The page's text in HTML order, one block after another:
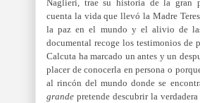
Naglieri, trae su historia de la gran
cuenta la vida que llevó la Madre
la paz en el mundo y el alivio de
documental recoge los testimonios de
Calcuta ha marcado un antes y un
placer de conocerla en persona o
al rincón del mundo donde se
grande pretende descubrir la